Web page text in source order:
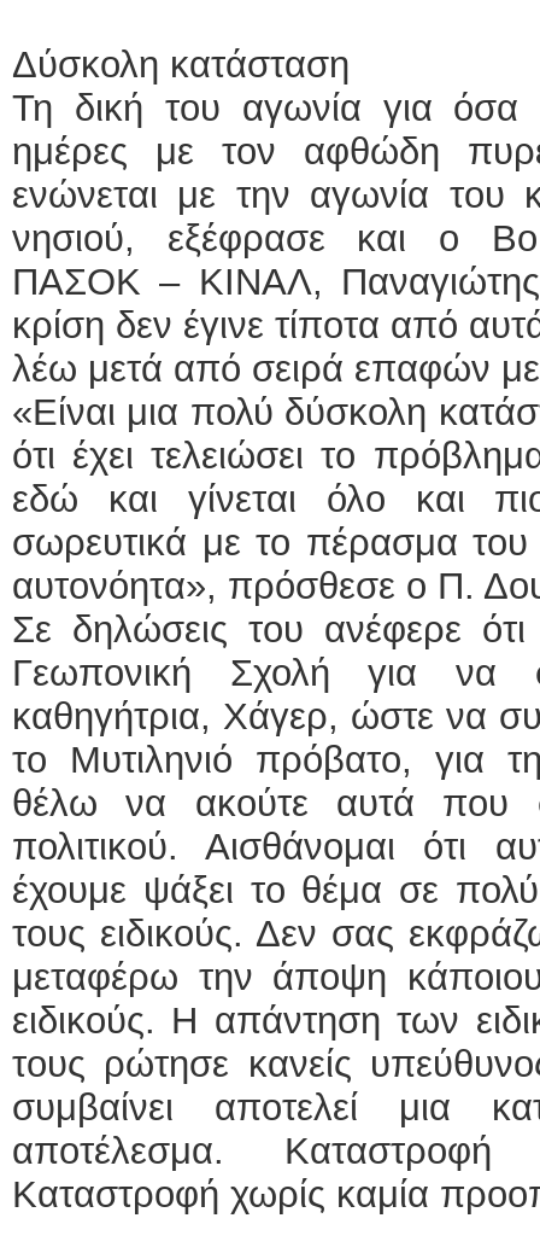
Δύσκολη κατάσταση
Τη δική του αγωνία για όσα
ημέρες με τον αφθώδη
ενώνεται με την αγωνία του
νησιού, εξέφρασε και ο
ΠΑΣΟΚ – ΚΙΝΑΛ,
κρίση δεν έγινε τίποτα από
λέω μετά από σειρά επαφών με
«Είναι μια πολύ δύσκολη
ότι έχει τελειώσει το
εδώ και γίνεται όλο και
σωρευτικά με το πέρασμα
αυτονόητα», πρόσθεσε ο Π.
Σε δηλώσεις του ανέφερε
Γεωπονική Σχολή για να
καθηγήτρια, Χάγερ, ώστε να
το Μυτιληνιό πρόβατο, για
θέλω να ακούτε αυτά που
πολιτικού. Αισθάνομαι ότι
έχουμε ψάξει το θέμα σε
τους ειδικούς. Δεν σας
μεταφέρω την άποψη
ειδικούς. Η απάντηση των
τους ρώτησε κανείς
συμβαίνει αποτελεί μια
αποτέλεσμα.
Καταστροφή χωρίς καμία